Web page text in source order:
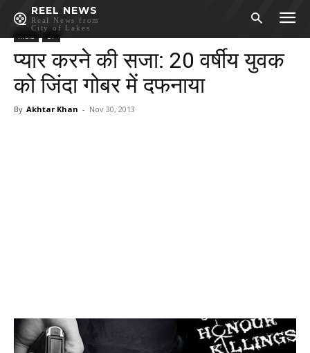
REEL NEWS
Real News from
City of Lakes
India UP
प्यार करने की सजा: 20 वर्षीय युवक
को जिंदा गोबर में दफनाया
By Akhtar Khan - Nov 30, 2013